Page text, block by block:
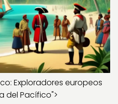
Exploradores europeos
del Pacífico">